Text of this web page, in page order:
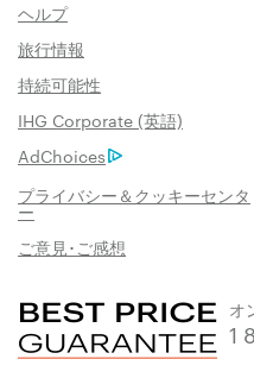
ヘルプ
旅行情報
持続可能性
IHG Corporate (英語)
AdChoices
プライバシー＆クッキーセンタ
ー
ご意見･ご感想
オ
1